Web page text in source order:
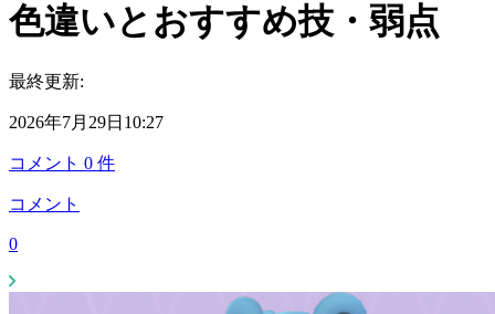
色違いとおすすめ技・弱点
最終更新:
2026年7月29日10:27
コメント 0 件
コメント
0